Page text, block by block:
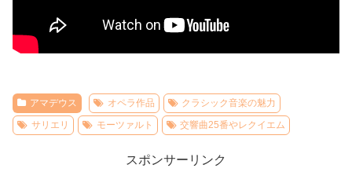
アマデウス オペラ作品
クラシック音楽の魅力
サリエリ
モーツァルト 交響曲25番やレクイエム
スポンサーリンク